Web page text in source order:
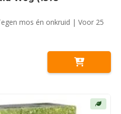
mos én onkruid | Voor 25